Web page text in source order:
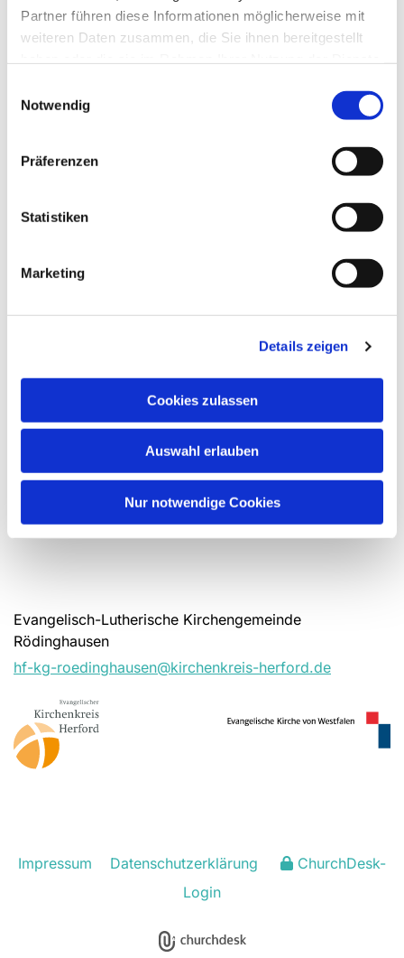
Partner führen diese Informationen möglicherweise mit
weiteren Daten zusammen, die Sie ihnen bereitgestellt
Notwendig
Präferenzen
Statistiken
Marketing
Details zeigen
Cookies zulassen
Auswahl erlauben
Nur notwendige Cookies
Gemeindehaus 33, 32289
Rödinghausen
Evangelisch-Lutherische Kirchengemeinde
Rödinghausen
hf-kg-roedinghausen@kirchenkreis-herford.de
Impressum Datenschutzerklärung
ChurchDesk-
Login